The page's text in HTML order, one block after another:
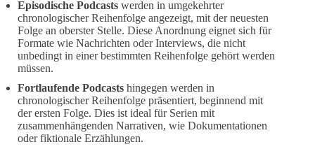
Episodische Podcasts werden in umgekehrter
chronologischer Reihenfolge angezeigt, mit der neuesten
Folge an oberster Stelle. Diese Anordnung eignet sich für
Formate wie Nachrichten oder Interviews, die nicht
unbedingt in einer bestimmten Reihenfolge gehört werden
müssen.
Fortlaufende Podcasts hingegen werden in
chronologischer Reihenfolge präsentiert, beginnend mit
der ersten Folge. Dies ist ideal für Serien mit
zusammenhängenden Narrativen, wie Dokumentationen
oder fiktionale Erzählungen.